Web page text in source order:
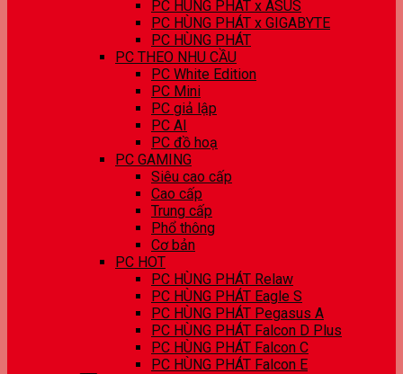
PC HÙNG PHÁT x ASUS
PC HÙNG PHÁT x GIGABYTE
PC HÙNG PHÁT
PC THEO NHU CẦU
PC White Edition
PC Mini
PC giả lập
PC AI
PC đồ hoạ
PC GAMING
Siêu cao cấp
Cao cấp
Trung cấp
Phổ thông
Cơ bản
PC HOT
PC HÙNG PHÁT Relaw
PC HÙNG PHÁT Eagle S
PC HÙNG PHÁT Pegasus A
PC HÙNG PHÁT Falcon D Plus
PC HÙNG PHÁT Falcon C
PC HÙNG PHÁT Falcon E